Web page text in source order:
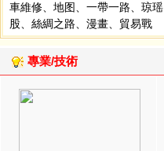
車維修
地图 一帶一路 琼瑶
股
絲綢之路 漫畫 貿易戰
專業/技術